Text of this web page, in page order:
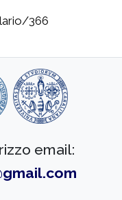
366
email: